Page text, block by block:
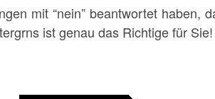
mit “nein” beantwortet haben,
ist genau das Richtige für Sie!